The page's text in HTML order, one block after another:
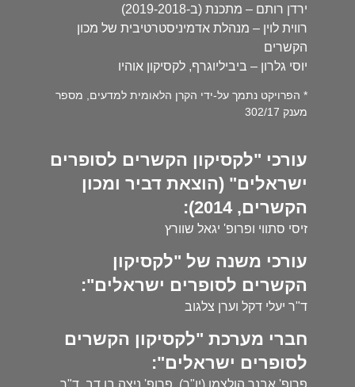
ירדן רותם – מתכנת (ב-2019-2018)
רווית לוין – מנהלת אדמיניסטרטיבית של מכון
הקשרים
יוסי גלרון – ביביליוגרף, לקסיקון אוהיו
* הפרויקט נתמך על-ידי הקרן הלאומית למדעים, מספר
מענק 302/17
עורכי "לקסיקון הקשרים לסופרים
ישראלים" (הוצאת דביר ומכון
הקשרים, 2014):
זיסי סתווי ופרופ' יגאל שוורץ
עורכי משנה של "לקסיקון
הקשרים לסופרים ישראלים":
ד"ר יעלי דקל וערן צלגוב
חברי מערכת "לקסיקון הקשרים
לסופרים ישראלים":